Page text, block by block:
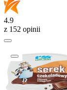
4.9
z 152 opinii